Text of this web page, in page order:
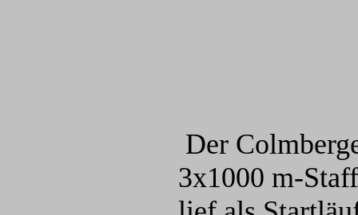
Der
3x1000 m-